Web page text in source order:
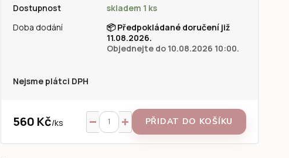
Dostupnost
skladem 1 ks
Doba dodání
📦Předpokládané doručení již
11.08.2026.
Objednejte do 10.08.2026 10:00.
Nejsme plátci DPH
560 Kč/ks PŘIDAT DO KOŠÍKU